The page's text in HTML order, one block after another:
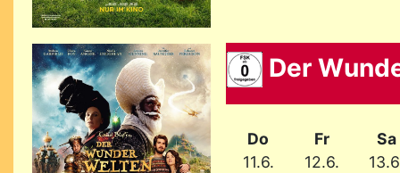
Der
Do
11.6.
Fr
12.6.
Sa